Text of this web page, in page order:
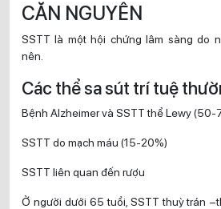
CĂN NGUYÊN
SSTT là một hội chứng lâm sàng do
nên.
Các thể sa sút trí tuệ
Bệnh Alzheimer và SSTT thể Lewy (50-
SSTT do mạch máu (15-20%)
SSTT liên quan đến rượu
Ở người dưới 65 tuổi, SSTT thuỳ trán